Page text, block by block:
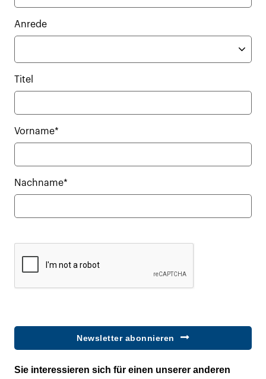
Anrede
Titel
Vorname*
Nachname*
Newsletter abonnieren
Sie interessieren sich für einen unserer anderen